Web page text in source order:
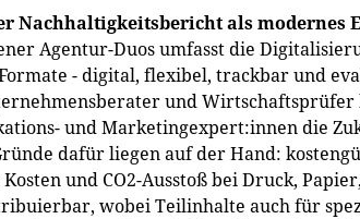
Nachhaltigkeitsbericht als modernes
Agentur-Duos umfasst die
- digital, flexibel, trackbar und
und Wirtschaftsprüfer
und Marketingexpert:innen die
dafür liegen auf der Hand:
und CO2-Ausstoß bei Druck,
wobei Teilinhalte auch für